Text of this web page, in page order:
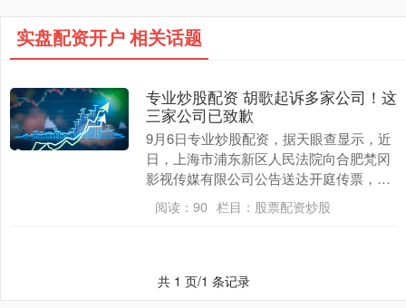
实盘配资开户 相关话题
专业炒股配资 胡歌起诉多家公司！这
三家公司已致歉
9月6日专业炒股配资，据天眼查显示，近
日，上海市浦东新区人民法院向合肥梵冈
影视传媒有限公司公告送达开庭传票，涉
及胡歌起诉上海谷柏特汽车科技有限公
司、洛克优（上海....
阅读： 90 栏目： 股票配资炒股
共 1 页/1 条记录